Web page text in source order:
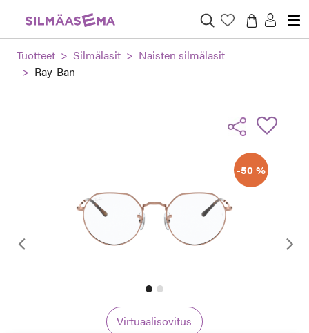
Tuotteet Silmälasit
Naisten silmälasit
Ray-Ban
-50 %
Edellinen
Virtuaalisovitus